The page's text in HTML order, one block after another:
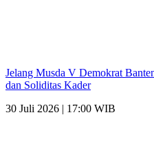
Jelang Musda V Demokrat
dan Soliditas Kader
30 Juli 2026 | 17:00 WIB